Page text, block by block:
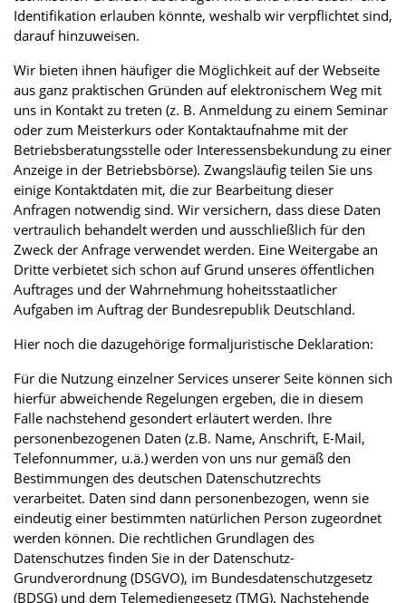
Identifikation erlauben könnte, weshalb wir verpflichtet sind,
darauf hinzuweisen.
Wir bieten ihnen häufiger die Möglichkeit auf der Webseite
aus ganz praktischen Gründen auf elektronischem Weg mit
uns in Kontakt zu treten (z. B. Anmeldung zu einem Seminar
oder zum Meisterkurs oder Kontaktaufnahme mit der
Betriebsberatungsstelle oder Interessensbekundung zu einer
Anzeige in der Betriebsbörse). Zwangsläufig teilen Sie uns
einige Kontaktdaten mit, die zur Bearbeitung dieser
Anfragen notwendig sind. Wir versichern, dass diese Daten
vertraulich behandelt werden und ausschließlich für den
Zweck der Anfrage verwendet werden. Eine Weitergabe an
Dritte verbietet sich schon auf Grund unseres öffentlichen
Auftrages und der Wahrnehmung hoheitsstaatlicher
Aufgaben im Auftrag der Bundesrepublik Deutschland.
Hier noch die dazugehörige formaljuristische Deklaration:
Für die Nutzung einzelner Services unserer Seite können sich
hierfür abweichende Regelungen ergeben, die in diesem
Falle nachstehend gesondert erläutert werden. Ihre
personenbezogenen Daten (z.B. Name, Anschrift, E-Mail,
Telefonnummer, u.ä.) werden von uns nur gemäß den
Bestimmungen des deutschen Datenschutzrechts
verarbeitet. Daten sind dann personenbezogen, wenn sie
eindeutig einer bestimmten natürlichen Person zugeordnet
werden können. Die rechtlichen Grundlagen des
Datenschutzes finden Sie in der Datenschutz-
Grundverordnung (DSGVO), im Bundesdatenschutzgesetz
(BDSG) und dem Telemediengesetz (TMG). Nachstehende